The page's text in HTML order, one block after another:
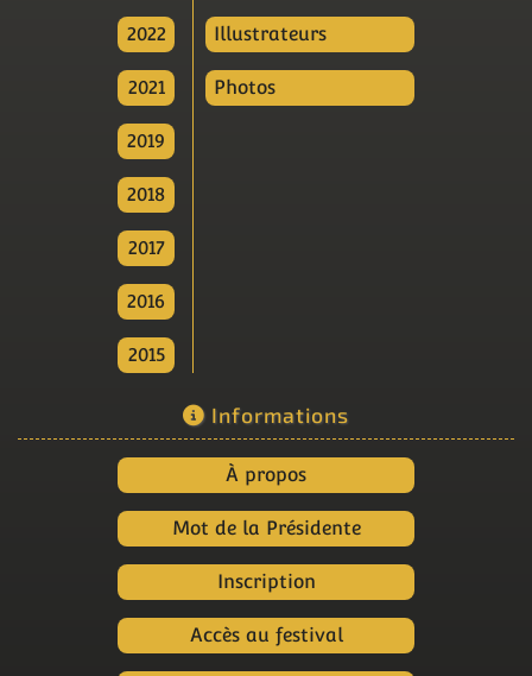
2022
2021
2019
2018
2017
2016
2015
Illustrateurs
Photos
Informations
À propos
Mot de la Présidente
Inscription
Accès au festival